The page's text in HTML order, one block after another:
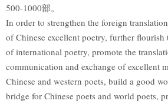
500-1000部。
In order to strengthen the foreign
of Chinese excellent poetry, further
of international poetry, promote the
communication and exchange of excellent
Chinese and western poets, build a good
bridge for Chinese poets and world poets,